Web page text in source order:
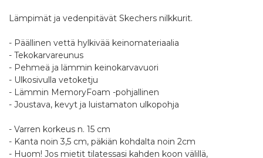
Lämpimät ja vedenpitävät Skechers nilkkurit.
- Päällinen vettä hylkivää keinomateriaalia
- Tekokarvareunus
- Pehmeä ja lämmin keinokarvavuori
- Ulkosivulla vetoketju
- Lämmin MemoryFoam -pohjallinen
- Joustava, kevyt ja luistamaton ulkopohja
- Varren korkeus n. 15 cm
- Kanta noin 3,5 cm, päkiän kohdalta noin 2cm
- Huom! Jos mietit tilatessasi kahden koon välillä,